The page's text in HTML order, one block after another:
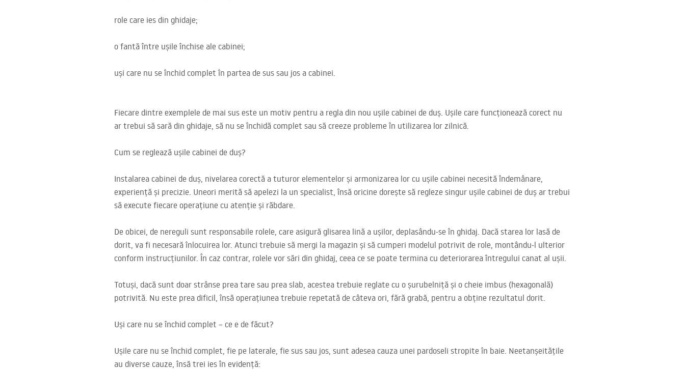
role care ies din ghidaje;
o fantă între ușile închise ale cabinei;
uși care nu se închid complet în partea de sus sau jos a cabinei.
Fiecare dintre exemplele de mai sus este un motiv pentru a regla din nou ușile cabinei de duș. Ușile care funcționează corect nu
ar trebui să sară din ghidaje, să nu se închidă complet sau să creeze probleme în utilizarea lor zilnică.
Cum se reglează ușile cabinei de duș?
Instalarea cabinei de duș, nivelarea corectă a tuturor elementelor și armonizarea lor cu ușile cabinei necesită îndemânare,
experiență și precizie. Uneori merită să apelezi la un specialist, însă oricine dorește să regleze singur ușile cabinei de duș ar trebui
să execute fiecare operațiune cu atenție și răbdare.
De obicei, de nereguli sunt responsabile rolele, care asigură glisarea lină a ușilor, deplasându-se în ghidaj. Dacă starea lor lasă de
dorit, va fi necesară înlocuirea lor. Atunci trebuie să mergi la magazin și să cumperi modelul potrivit de role, montându-l ulterior
conform instrucțiunilor. În caz contrar, rolele vor sări din ghidaj, ceea ce se poate termina cu deteriorarea întregului canat al ușii.
Totuși, dacă sunt doar strânse prea tare sau prea slab, acestea trebuie reglate cu o șurubelniță și o cheie imbus (hexagonală)
potrivită. Nu este prea dificil, însă operațiunea trebuie repetată de câteva ori, fără grabă, pentru a obține rezultatul dorit.
Uși care nu se închid complet – ce e de făcut?
Ușile care nu se închid complet, fie pe laterale, fie sus sau jos, sunt adesea cauza unei pardoseli stropite în baie. Neetanșeitățile
au diverse cauze, însă trei ies în evidență: